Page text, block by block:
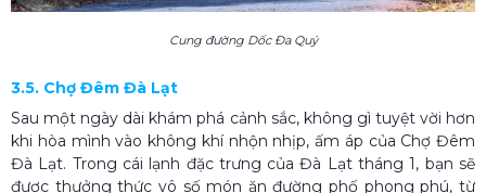
Cung đường Dốc Đa Quý
3.5. Chợ Đêm Đà Lạt
Sau một ngày dài khám phá cảnh sắc, không gì tuyệt vời hơn
khi hòa mình vào không khí nhộn nhịp, ấm áp của Chợ Đêm
Đà Lạt. Trong cái lạnh đặc trưng của Đà Lạt tháng 1, bạn sẽ
được thưởng thức vô số món ăn đường phố phong phú, từ